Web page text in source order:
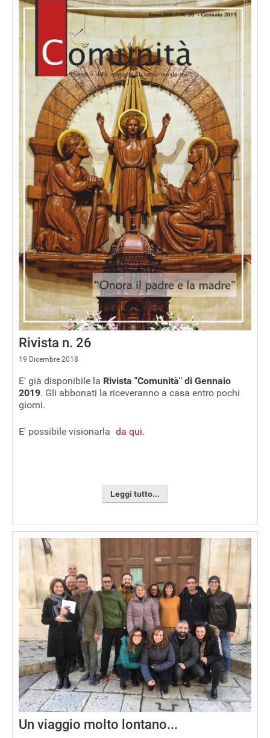
Rivista n. 26
19 Dicembre 2018
E' già disponibile la Rivista "Comunità" di Gennaio
2019. Gli abbonati la riceveranno a casa entro pochi
giorni.
E' possibile visionarla da qui.
Leggi tutto...
Un viaggio molto lontano...